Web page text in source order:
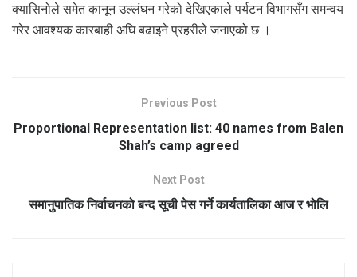
क्यासिनोले समेत कानून उल्लंघन गरेको देखिएकाले पर्यटन विभागसँग समन्वय
गरेर आवश्यक कारबाही अघि बढाइने प्रहरीले जनाएको छ ।
Previous Post
Proportional Representation list: 40 names from Balen
Shah’s camp agreed
Next Post
समानुपातिक निर्वाचनको बन्द सूची पेस गर्ने कार्यतालिका आज र भोलि